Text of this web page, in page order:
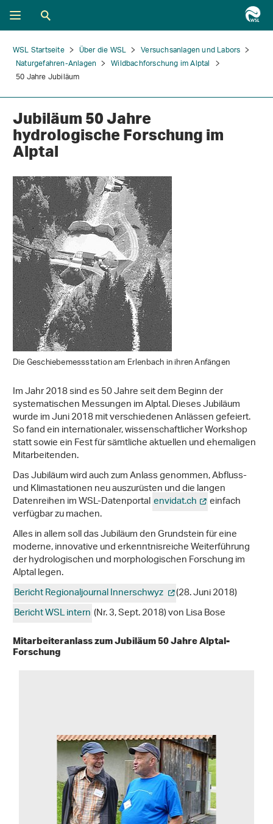
WSL Startseite Über die WSL
Versuchsanlagen und Labors
Naturgefahren-Anlagen
Wildbachforschung im Alptal
50 Jahre Jubiläum
Jubiläum 50 Jahre
hydrologische Forschung im
Alptal
Die Geschiebemessstation am Erlenbach in ihren Anfängen
Im Jahr 2018 sind es 50 Jahre seit dem Beginn der
systematischen Messungen im Alptal. Dieses Jubiläum
wurde im Juni 2018 mit verschiedenen Anlässen gefeiert.
So fand ein internationaler, wissenschaftlicher Workshop
statt sowie ein Fest für sämtliche aktuellen und ehemaligen
Mitarbeitenden.
Das Jubiläum wird auch zum Anlass genommen, Abfluss-
und Klimastationen neu auszurüsten und die langen
Datenreihen im WSL-Datenportalenvidat.ch einfach
verfügbar zu machen.
Alles in allem soll das Jubiläum den Grundstein für eine
moderne, innovative und erkenntnisreiche Weiterführung
der hydrologischen und morphologischen Forschung im
Alptal legen.
Bericht Regionaljournal Innerschwyz
(28. Juni 2018)
Bericht WSL intern(Nr. 3, Sept. 2018) von Lisa Bose
Mitarbeiteranlass zum Jubiläum 50 Jahre Alptal-
Forschung